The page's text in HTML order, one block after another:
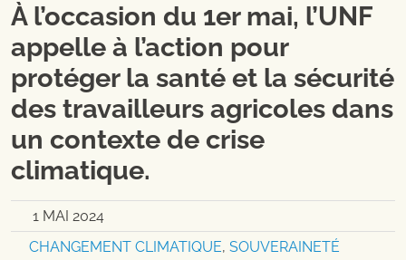
À l’occasion du 1er mai, l’UNF
appelle à l’action pour
protéger la santé et la sécurité
des travailleurs agricoles dans
un contexte de crise
climatique.
1 MAI 2024
CHANGEMENT CLIMATIQUE, SOUVERAINETÉ